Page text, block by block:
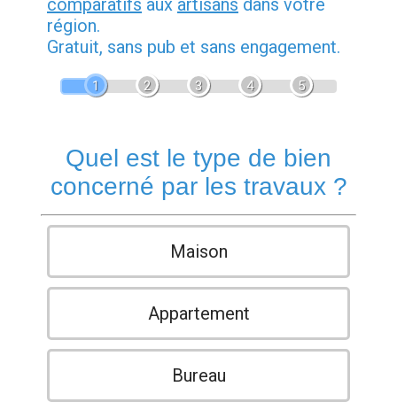
comparatifs aux artisans dans votre
région.
Gratuit, sans pub et sans engagement.
1 2 3 4 5
Quel est le type de bien
concerné par les travaux ?
Maison
Appartement
Bureau